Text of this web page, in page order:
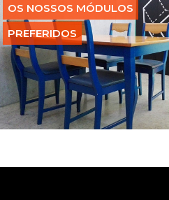
OS NOSSOS MÓDULOS
PREFERIDOS